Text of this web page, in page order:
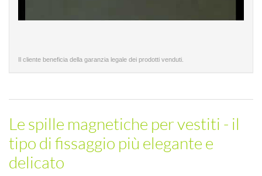
Il cliente beneficia della garanzia legale dei prodotti venduti.
Le spille magnetiche per vestiti - il
tipo di fissaggio più elegante e
delicato